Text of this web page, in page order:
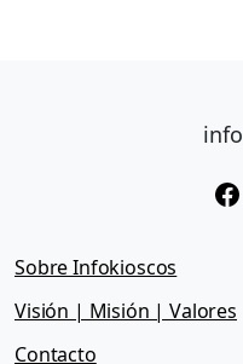
info
Facebook
Sobre Infokioscos
Visión | Misión | Valores
Contacto